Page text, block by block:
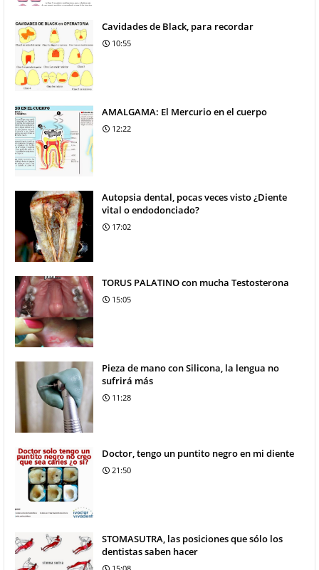
Cavidades de Black, para recordar
10:55
AMALGAMA: El Mercurio en el cuerpo
12:22
Autopsia dental, pocas veces visto ¿Diente
vital o endodonciado?
17:02
TORUS PALATINO con mucha Testosterona
15:05
Pieza de mano con Silicona, la lengua no
sufrirá más
11:28
Doctor, tengo un puntito negro en mi diente
21:50
STOMASUTRA, las posiciones que sólo los
dentistas saben hacer